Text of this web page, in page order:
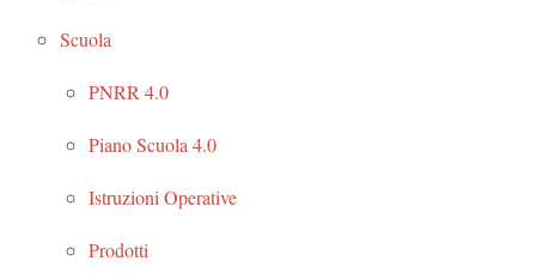
Scuola
PNRR 4.0
Piano Scuola 4.0
Istruzioni Operative
Prodotti